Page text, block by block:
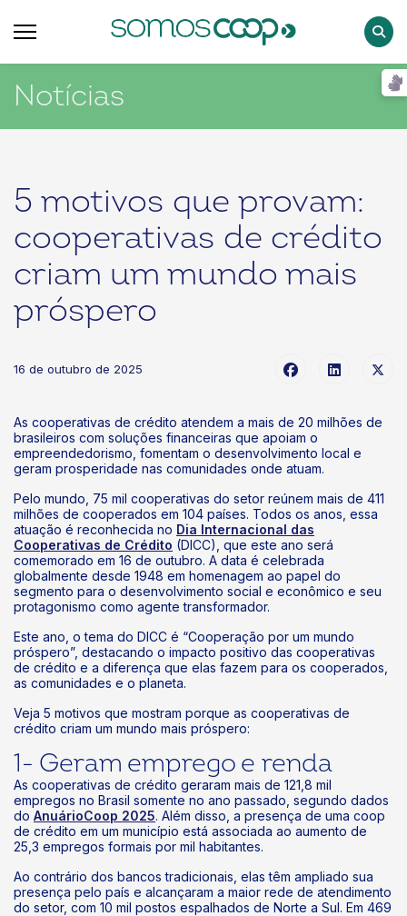
Notícias
5 motivos que provam:
cooperativas de crédito
criam um mundo mais
próspero
16 de outubro de 2025
As cooperativas de crédito atendem a mais de 20 milhões de
brasileiros com soluções financeiras que apoiam o
empreendedorismo, fomentam o desenvolvimento local e
geram prosperidade nas comunidades onde atuam.
Pelo mundo, 75 mil cooperativas do setor reúnem mais de 411
milhões de cooperados em 104 países. Todos os anos, essa
atuação é reconhecida no Dia Internacional das
Cooperativas de Crédito (DICC), que este ano será
comemorado em 16 de outubro. A data é celebrada
globalmente desde 1948 em homenagem ao papel do
segmento para o desenvolvimento social e econômico e seu
protagonismo como agente transformador.
Este ano, o tema do DICC é “Cooperação por um mundo
próspero”, destacando o impacto positivo das cooperativas
de crédito e a diferença que elas fazem para os cooperados,
as comunidades e o planeta.
Veja 5 motivos que mostram porque as cooperativas de
crédito criam um mundo mais próspero:
1- Geram emprego e renda
As cooperativas de crédito geraram mais de 121,8 mil
empregos no Brasil somente no ano passado, segundo dados
do AnuárioCoop 2025. Além disso, a presença de uma coop
de crédito em um município está associada ao aumento de
25,3 empregos formais por mil habitantes.
Ao contrário dos bancos tradicionais, elas têm ampliado sua
presença pelo país e alcançaram a maior rede de atendimento
do setor, com 10 mil postos espalhados de Norte a Sul. Em 469